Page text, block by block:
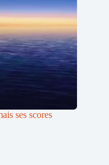
ses scores